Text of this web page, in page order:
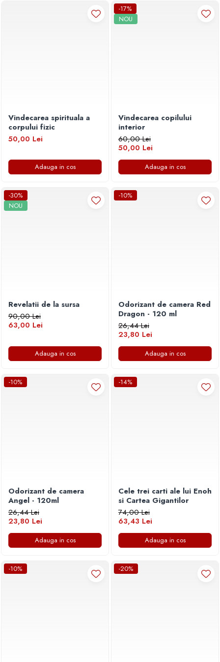
Povesti - Basme - Legende
Vindecarea spirituala a
corpului fizic
50,00 Lei
Adauga in cos
-17%
NOU
Vindecarea copilului
interior
60,00 Lei
50,00 Lei
Adauga in cos
-30%
NOU
Revelatii de la sursa
90,00 Lei
63,00 Lei
Adauga in cos
-10%
Odorizant de camera Red
Dragon - 120 ml
26,44 Lei
23,80 Lei
Adauga in cos
-10%
Odorizant de camera
Angel - 120ml
26,44 Lei
23,80 Lei
Adauga in cos
-14%
Cele trei carti ale lui Enoh
si Cartea Gigantilor
74,00 Lei
63,43 Lei
Adauga in cos
-10% -20%